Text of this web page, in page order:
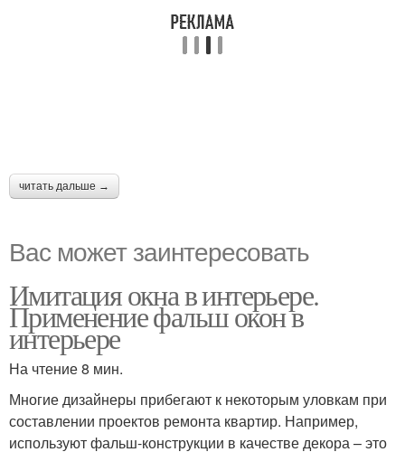
читать дальше →
Вас может заинтересовать
Имитация окна в интерьере.
Применение фальш окон в
интерьере
На чтение 8 мин.
Многие дизайнеры прибегают к некоторым уловкам при
составлении проектов ремонта квартир. Например,
используют фальш-конструкции в качестве декора – это